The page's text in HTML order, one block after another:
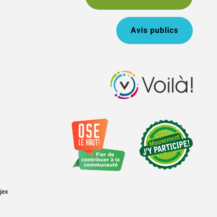
Avis publics